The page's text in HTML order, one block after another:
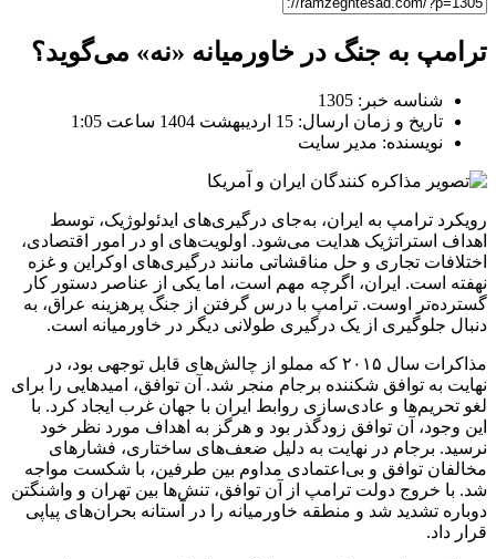
ترامپ به جنگ در خاورمیانه «نه» می‌گوید؟
شناسه خبر: 1305
تاریخ و زمان ارسال: 15 اردیبهشت 1404 ساعت 1:05
نویسنده: مدیر سایت
رویکرد ترامپ به ایران، به‌جای درگیری‌های ایدئولوژیک، توسط
اهداف استراتژیک هدایت می‌شود. اولویت‌های او در امور اقتصادی،
اختلافات تجاری و حل مناقشاتی مانند درگیری‌های اوکراین و غزه
نهفته است. ایران، اگرچه مهم است، اما یکی از عناصر دستور کار
گسترده‌تر اوست. ترامپ با درس گرفتن از جنگ پرهزینه عراق، به
دنبال جلوگیری از یک درگیری طولانی دیگر در خاورمیانه است.
مذاکرات سال ۲۰۱۵ که مملو از چالش‌های قابل توجهی بود، در
نهایت به توافق شکننده برجام منجر شد. آن توافق، امیدهایی را برای
لغو تحریم‌ها و عادی‌سازی روابط ایران با جهان غرب ایجاد کرد. با
این‌ وجود، آن توافق زودگذر بود و هرگز به اهداف مورد نظر خود
نرسید. برجام در نهایت به دلیل ضعف‌های ساختاری، فشارهای
مخالفان توافق و بی‌اعتمادی مداوم بین طرفین، با شکست مواجه
شد. با خروج دولت ترامپ از آن توافق، تنش‌ها بین تهران و واشنگتن
دوباره تشدید شد و منطقه خاورمیانه را در آستانه بحران‌های پیاپی
قرار داد.